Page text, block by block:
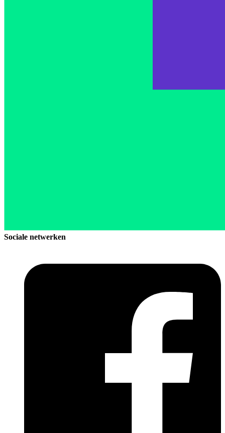
Sociale netwerken